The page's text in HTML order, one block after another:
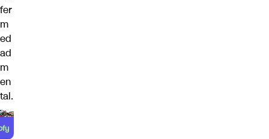
fer
m
ed
ad
m
en
tal.